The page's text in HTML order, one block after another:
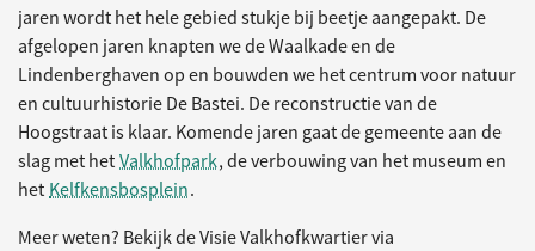
jaren wordt het hele gebied stukje bij beetje aangepakt. De
afgelopen jaren knapten we de Waalkade en de
Lindenberghaven op en bouwden we het centrum voor natuur
en cultuurhistorie De Bastei. De reconstructie van de
Hoogstraat is klaar. Komende jaren gaat de gemeente aan de
slag met het Valkhofpark, de verbouwing van het museum en
het Kelfkensbosplein.
Meer weten? Bekijk de Visie Valkhofkwartier via